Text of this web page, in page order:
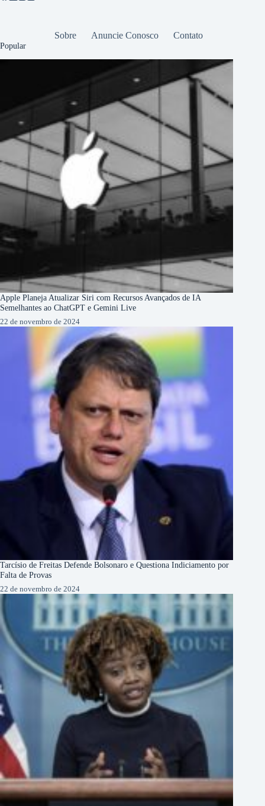
Sobre Anuncie Conosco Contato
Popular
Apple Planeja Atualizar Siri com Recursos Avançados de IA
Semelhantes ao ChatGPT e Gemini Live
22 de novembro de 2024
Tarcísio de Freitas Defende Bolsonaro e Questiona Indiciamento por
Falta de Provas
22 de novembro de 2024